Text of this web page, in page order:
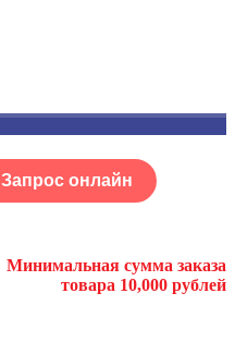
Запрос онлайн
Минимальная сумма заказа
товара 10,000 рублей